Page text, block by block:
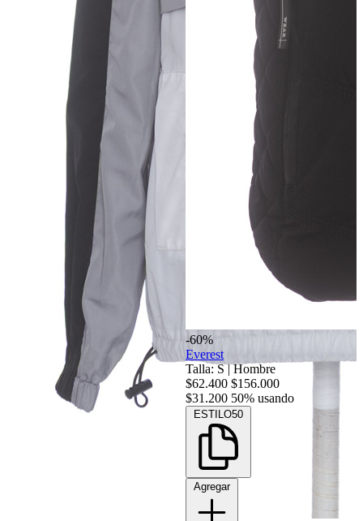
-60%
Everest
Talla: S|Hombre
$62.400 $156.000
$31.200 50% usando
ESTILO50
Agregar